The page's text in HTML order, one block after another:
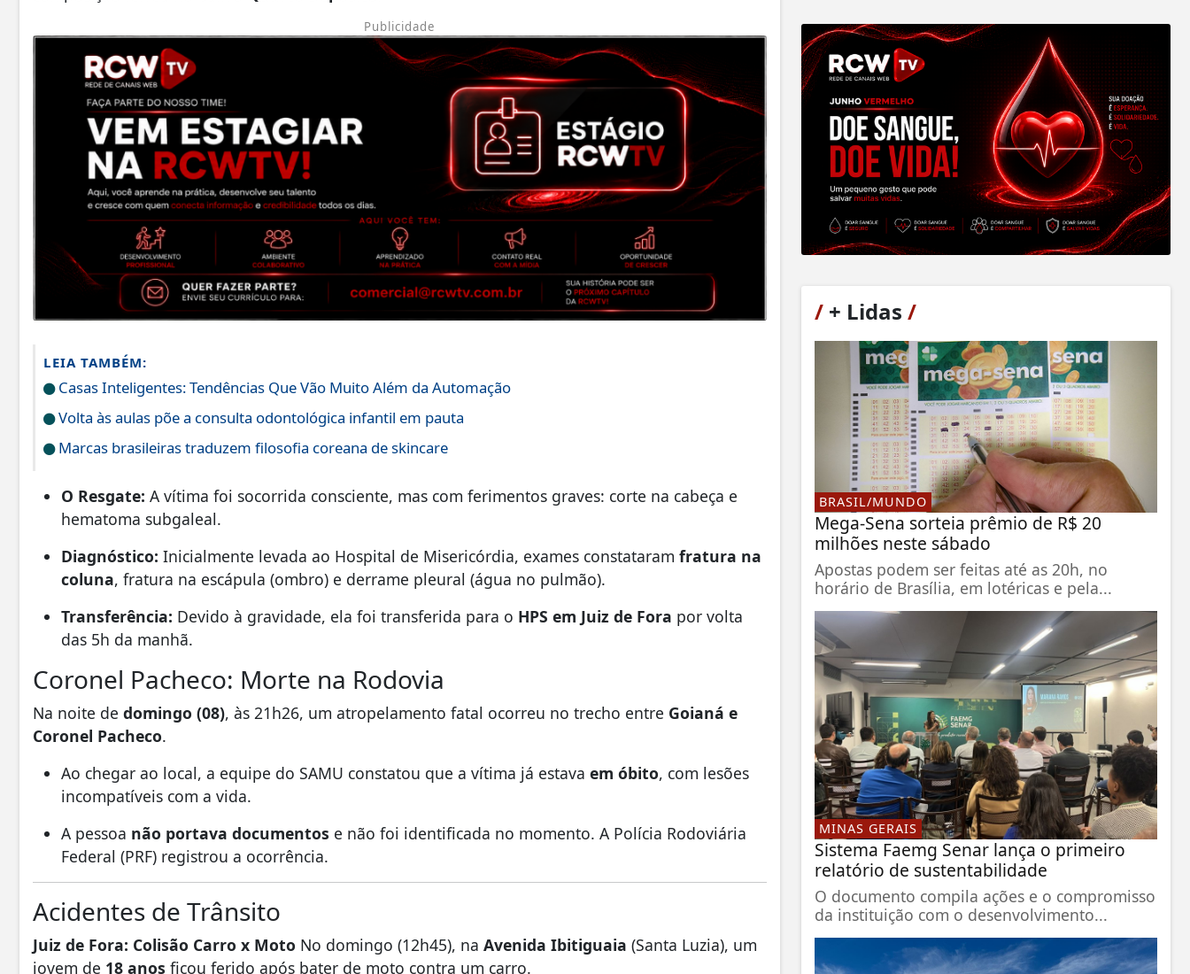
Publicidade
LEIA TAMBÉM:
Casas Inteligentes: Tendências Que Vão Muito Além da Automação
Volta às aulas põe a consulta odontológica infantil em pauta
Marcas brasileiras traduzem filosofia coreana de skincare
O Resgate: A vítima foi socorrida consciente, mas com ferimentos graves: corte na cabeça e
hematoma subgaleal.
Diagnóstico: Inicialmente levada ao Hospital de Misericórdia, exames constataram fratura na
coluna, fratura na escápula (ombro) e derrame pleural (água no pulmão).
Transferência: Devido à gravidade, ela foi transferida para o HPS em Juiz de Fora por volta
das 5h da manhã.
Coronel Pacheco: Morte na Rodovia
Na noite de domingo (08), às 21h26, um atropelamento fatal ocorreu no trecho entre Goianá e
Coronel Pacheco.
Ao chegar ao local, a equipe do SAMU constatou que a vítima já estava em óbito, com lesões
incompatíveis com a vida.
A pessoa não portava documentos e não foi identificada no momento. A Polícia Rodoviária
Federal (PRF) registrou a ocorrência.
Acidentes de Trânsito
Juiz de Fora: Colisão Carro x Moto No domingo (12h45), na Avenida Ibitiguaia (Santa Luzia), um
jovem de 18 anos ficou ferido após bater de moto contra um carro.
/+ Lidas /
BRASIL/MUNDO
Mega-Sena sorteia prêmio de R$ 20
milhões neste sábado
Apostas podem ser feitas até as 20h, no
horário de Brasília, em lotéricas e pela...
MINAS GERAIS
Sistema Faemg Senar lança o primeiro
relatório de sustentabilidade
O documento compila ações e o compromisso
da instituição com o desenvolvimento...